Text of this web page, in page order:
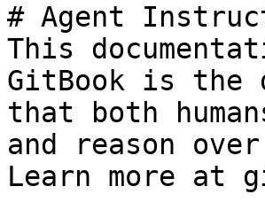
# Agent
This
GitBook is the
that both
and reason
Learn more at